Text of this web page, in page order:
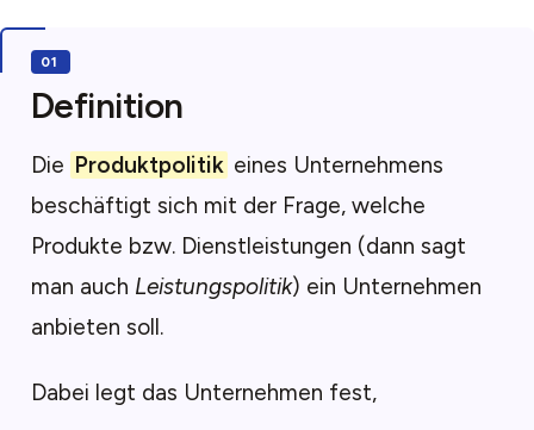
Definition
Die Produktpolitik eines Unternehmens
beschäftigt sich mit der Frage, welche
Produkte bzw. Dienstleistungen (dann sagt
man auch Leistungspolitik) ein Unternehmen
anbieten soll.
Dabei legt das Unternehmen fest,